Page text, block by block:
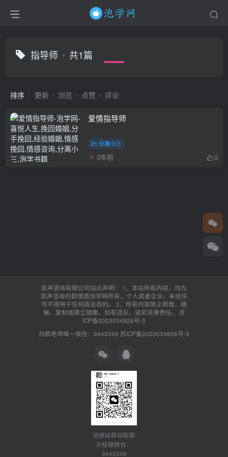
指导师 共1篇
排序 更新 浏览 点赞 评论
爱情指导师
分离小三
3年前 0
奕声咨询有限公司站点声明： 1、本站所有内容，均为
奕声咨询白鹤情感泡学网所有，个人或者企业，未经许
可不得用于任何商业目的。 2、所有内容禁止转载、摘
编、复制或建立镜像，如有违反，追究法律责任。 苏
ICP备2023034826号-3
白鹤老师唯一微信：9442049 苏ICP备2023034826号-3
进撩妹群领取聊
天秘籍微信：
9442049